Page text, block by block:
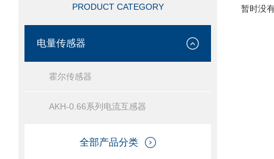
PRODUCT CATEGORY
电量传感器
霍尔传感器
AKH-0.66系列电流互感器
全部产品分类
暂时没